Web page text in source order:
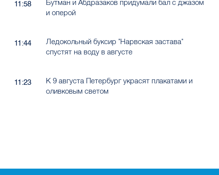
11:58
Бутман и Абдразаков придумали бал с джазом
и оперой
11:44
Ледокольный буксир "Нарвская застава"
спустят на воду в августе
11:23
К 9 августа Петербург украсят плакатами и
оливковым светом